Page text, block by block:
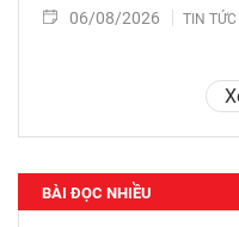
06/08/2026 TIN TỨC
BÀI ĐỌC NHIỀU